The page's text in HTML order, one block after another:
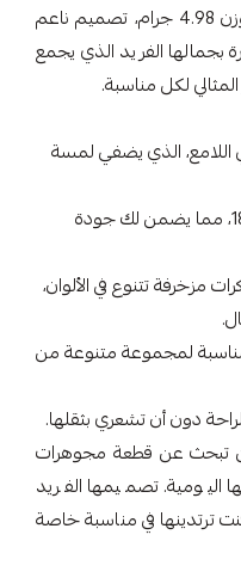
بوزن 4.98 جرام، تصميم ناعم
بجمالها الفريد الذي يجمع
المثالي لكل مناسبة.
اللامع، الذي يضفي لمسة
: مصنوعة من ذهب عيار 18، مما يضمن لك جودة
مزخرفة تتنوع في الألوان،
مناسبة لمجموعة متنوعة من
لمن تبحث عن قطعة مجوهرات
اليومية. تصميمها الفريد
ترتدينها في مناسبة خاصة